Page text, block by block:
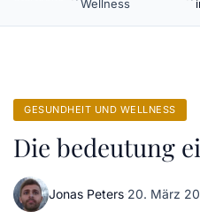
Wellness
GESUNDHEIT UND WELLNESS
Die bedeutung
Jonas Peters·20. März